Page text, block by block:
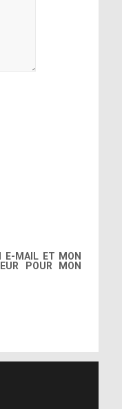
E-MAIL ET MON
POUR MON